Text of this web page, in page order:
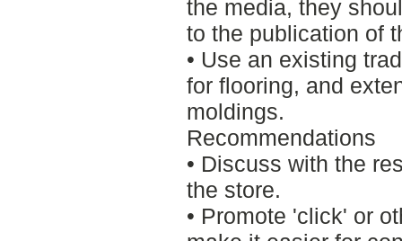
the media, they
to the publication of
• Use an existing
for flooring, and
moldings.
Recommendations
• Discuss with the
the store.
• Promote 'click' or